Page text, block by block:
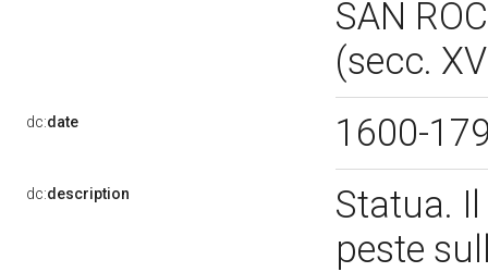
SAN
(secc.
dc:date 1600-
dc:description
Statua.
peste